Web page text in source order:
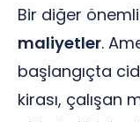
Bir diğer
maliyetler.
başlangıçta
kirası, çalışan